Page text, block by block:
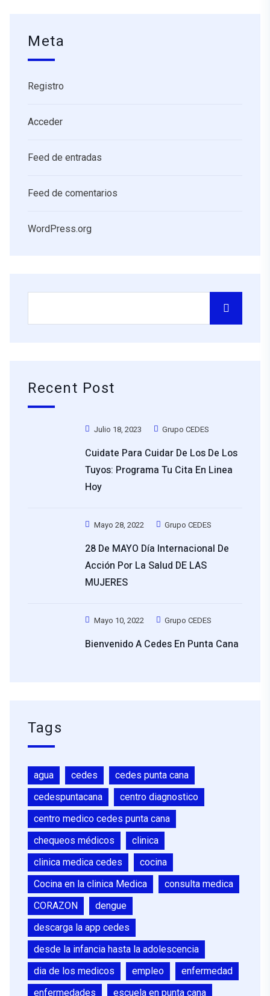
Meta
Registro
Acceder
Feed de entradas
Feed de comentarios
WordPress.org
Recent Post
Julio 18, 2023 Grupo CEDES
Cuidate Para Cuidar De Los De Los
Tuyos: Programa Tu Cita En Linea
Hoy
Mayo 28, 2022 Grupo CEDES
28 De MAYO Día Internacional De
Acción Por La Salud DE LAS
MUJERES
Mayo 10, 2022 Grupo CEDES
Bienvenido A Cedes En Punta Cana
Tags
agua cedes
cedes punta cana
cedespuntacana
centro diagnostico
centro medico cedes punta cana
chequeos médicos
clinica
clinica medica cedes
cocina
Cocina en la clinica Medica
consulta medica
CORAZON
dengue
descarga la app cedes
desde la infancia hasta la adolescencia
dia de los medicos
empleo
enfermedad
enfermedades
escuela en punta cana